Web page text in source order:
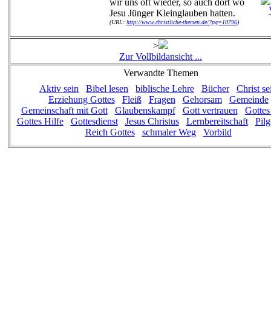
wir uns oft wieder, so auch dort wo
Jesu Jünger Kleinglauben hatten.
(URL: http://www.christliche-themen.de/?pg=10796)
>
Zur Vollbildansicht ...
Verwandte Themen
Aktiv sein
Bibel lesen biblische Lehre Bücher
Christ
Erziehung Gottes
Fleiß Fragen Gehorsam
Gemeinde
Gemeinschaft mit Gott
Glaubenskampf Gott vertrauen
Gottes Hilfe
Gottesdienst Jesus Christus Lernbereitschaft
Reich Gottes
schmaler Weg Vorbild